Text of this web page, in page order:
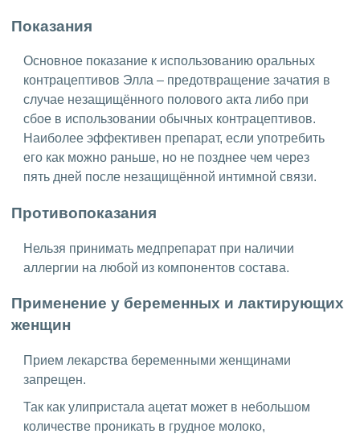
Показания
Основное показание к использованию оральных
контрацептивов Элла – предотвращение зачатия в
случае незащищённого полового акта либо при
сбое в использовании обычных контрацептивов.
Наиболее эффективен препарат, если употребить
его как можно раньше, но не позднее чем через
пять дней после незащищённой интимной связи.
Противопоказания
Нельзя принимать медпрепарат при наличии
аллергии на любой из компонентов состава.
Применение у беременных и лактирующих
женщин
Прием лекарства беременными женщинами
запрещен.
Так как улипристала ацетат может в небольшом
количестве проникать в грудное молоко,